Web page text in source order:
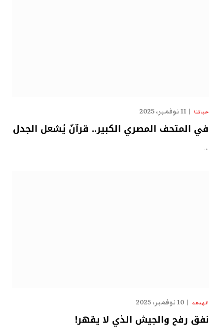
حياتنا 11 نوفمبر، 2025
في المتحف المصري الكبير.. قرآنٌ يُشعل الجدل
…
الهدهد 10 نوفمبر، 2025
نفق رفح والجيش الذي لا يقهر!